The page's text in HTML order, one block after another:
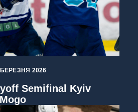
2026
Semifinal Kyiv